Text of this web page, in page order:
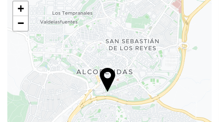
Bar
Café på stedet
Receptionen
Døgnåben reception
Bagageopbevaring
Parkering
+
−